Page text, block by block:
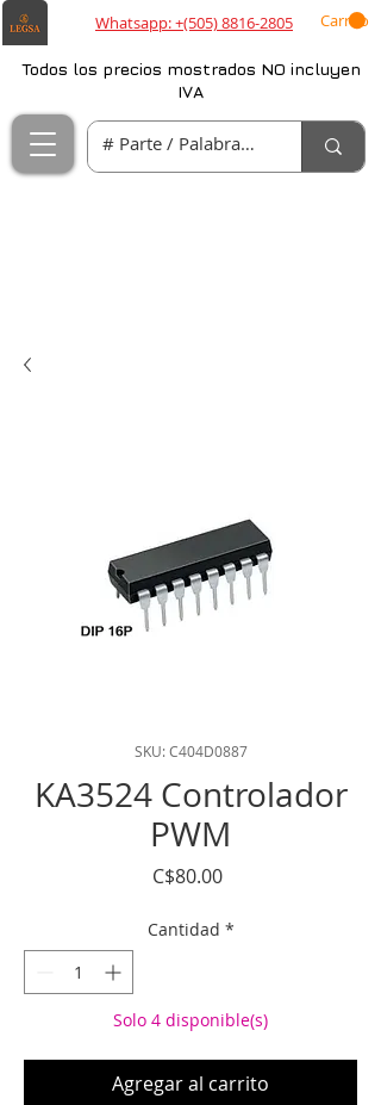
Whatsapp: +(505) 8816-2805 Carrito
Todos los precios mostrados NO incluyen
IVA
SKU: C404D0887
KA3524 Controlador
PWM
C$80.00Precio
Cantidad *
Solo 4 disponible(s)
Agregar al carrito